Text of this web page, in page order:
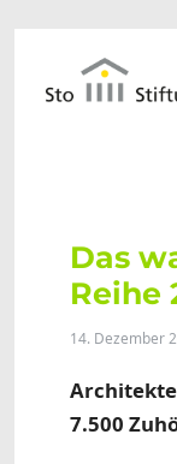
Das
Reihe
14. Dezember
7.500